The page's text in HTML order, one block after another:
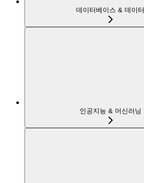
데이터베이스 & 데이터
인공지능 & 머신러닝